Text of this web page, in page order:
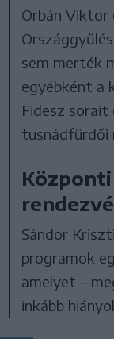
Orbán
sem merték
egyébként a
Fidesz
tusnádfürdői
Központi
Sándor
programok
amelyet –
inkább